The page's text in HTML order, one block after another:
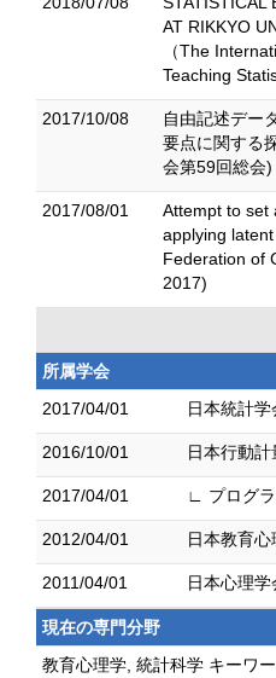
AT RIKKYO
（The
Teaching
2017/10/08
自由記述デー
要点に関する
会第59回総会)
2017/08/01
Attempt to set
applying
Federation of
2017)
所属学会
2017/04/01
日本統計学
2016/10/01 日本行動計
2017/04/01 ∟ プログ
2012/04/01 日本教育心
2011/04/01 日本心理学
現在の専門分野
教育心理学, 統計科学 キーワ